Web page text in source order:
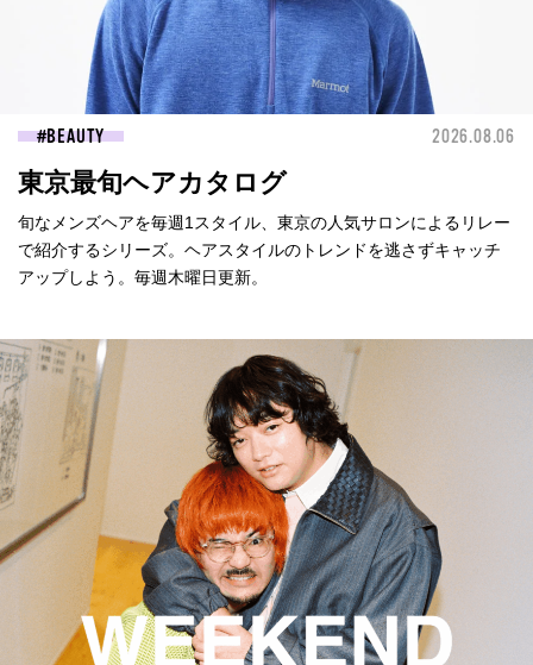
BEAUTY 2026.08.06
東京最旬ヘアカタログ
旬なメンズヘアを毎週1スタイル、東京の人気サロンによるリレー
で紹介するシリーズ。ヘアスタイルのトレンドを逃さずキャッチ
アップしよう。毎週木曜日更新。